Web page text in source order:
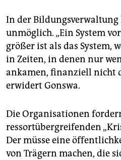
In der
unmöglich. „Ein System
größer ist als das System,
in Zeiten, in denen nur
ankamen, finanziell nicht
erwidert Gonswa.
Die Organisationen
ressortübergreifenden
Der müsse eine
von Trägern machen, die